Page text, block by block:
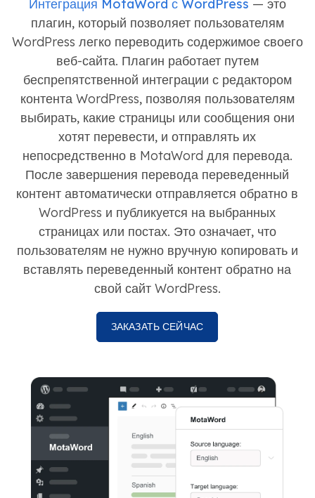
Интеграция MotaWord с WordPress — это
плагин, который позволяет пользователям
WordPress легко переводить содержимое своего
веб-сайта. Плагин работает путем
беспрепятственной интеграции с редактором
контента WordPress, позволяя пользователям
выбирать, какие страницы или сообщения они
хотят перевести, и отправлять их
непосредственно в MotaWord для перевода.
После завершения перевода переведенный
контент автоматически отправляется обратно в
WordPress и публикуется на выбранных
страницах или постах. Это означает, что
пользователям не нужно вручную копировать и
вставлять переведенный контент обратно на
свой сайт WordPress.
ЗАКАЗАТЬ СЕЙЧАС